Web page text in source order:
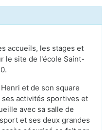
accueils, les stages et
le site de l'école Saint-
et de son square
activités sportives et
avec sa salle de
et ses deux grandes